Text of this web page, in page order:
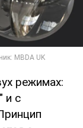
режимах:
и с